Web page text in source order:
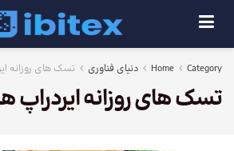
Home Category دنیای فناوری تسک های روزانه
تسک های روزانه ایردراپ